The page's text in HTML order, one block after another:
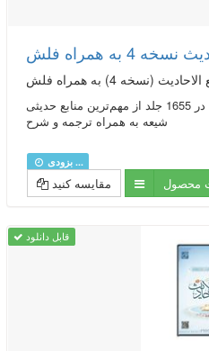
4 به همراه فلش
(نسخه 4) به همراه فلش
ارائه 742 عنوان کتاب و رساله در 1655 جلد از مهم‌ترین منابع حدیثی
شیعه به همراه ترجمه و شرح
بزودی ...
مقایسه کنید محصول
قابل دانلود